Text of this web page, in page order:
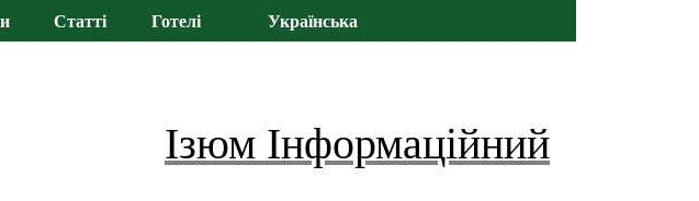
Статті Готелі Українська
Ізюм Інформаційний